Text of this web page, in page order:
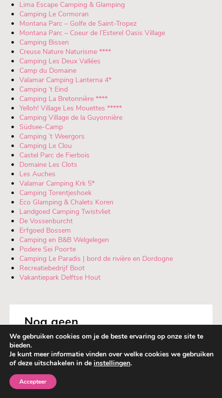
Lima Escape Camping & Glamping
Camping Le Cormoran
Montana Parc – Golfe de Saint-Tropez
Montana Parc – Coeur de l’Esterel Oasis Village
Camping Bissen
Creuse Nature Naturisme ****
Camping Les Deux Vallées
Camp du Domaine
Valamar Camping Lanterna 4*
Camping ’t Eind
Camping La Bretonnière ****
Yelloh! Village Les Mouettes *****
Camping Village de la Guyonnière
Südsee-Camp
Camping ’t Weergors
Camping Le Clou
Castel Parc de Fierbois
Domaine Les Clots
Les Auches
Valamar Camping Krk 5*
Camping Torentjeshoek
Eco Glamping & Chalets Koren
Landgoed Camping Twistvliet
De Vossenburcht
Erfgoed Bossem
Camping en B&B Welgelegen
Podere Sei Poorte
Camping Le Paradis | bord de rivière en Dordogne
Recreatiebedrijf Boot
Vakantiepark Delftse Hout
Nog geen
Glamping Guide?
1
Nieuw
We gebruiken cookies om je de beste ervaring op onze site te
bieden.
Je kunt meer informatie vinden over welke cookies we gebruiken
of deze uitschakelen in de instellingen.
Accepteer